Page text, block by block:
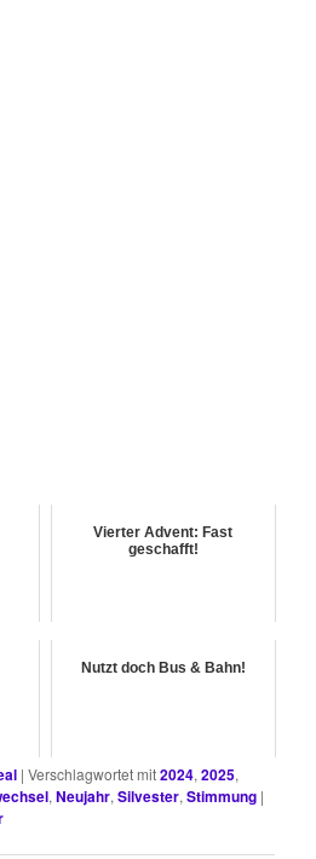
Vierter Advent: Fast
geschafft!
Nutzt doch Bus & Bahn!
|Verschlagwortet mit2024,2025,
,Neujahr,Silvester,Stimmung |